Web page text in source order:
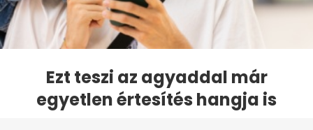
Ezt teszi az agyaddal már
egyetlen értesítés hangja is